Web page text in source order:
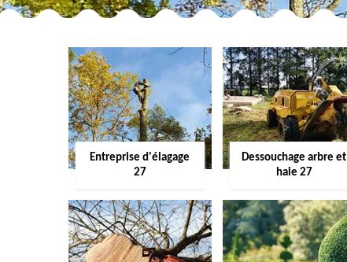
Entreprise d'élagage
27
Dessouchage arbre et
haie 27